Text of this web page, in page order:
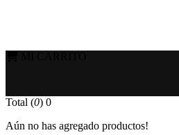
Total (0) 0
Aún no has agregado productos!